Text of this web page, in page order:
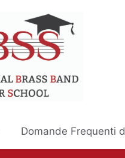
Domande Frequenti